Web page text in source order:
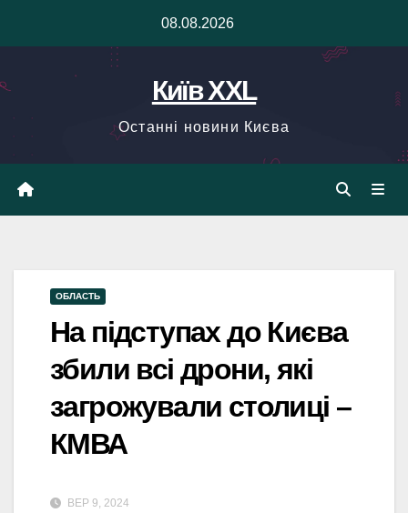
08.08.2026
Київ XXL
Останні новини Києва
ОБЛАСТЬ
На підступах до Києва
збили всі дрони, які
загрожували столиці –
КМВА
ВЕР 9, 2024